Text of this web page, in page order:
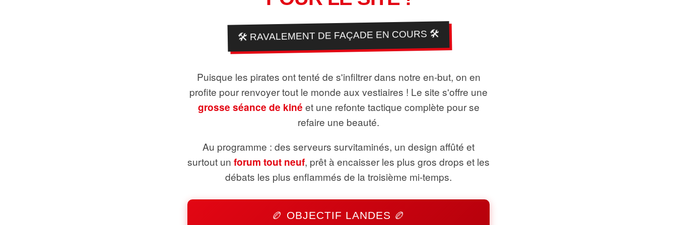
🛠️ RAVALEMENT DE FAÇADE EN COURS 🛠️
Puisque les pirates ont tenté de s'infiltrer dans notre en-but, on en
profite pour renvoyer tout le monde aux vestiaires ! Le site s'offre une
grosse séance de kiné et une refonte tactique complète pour se
refaire une beauté.
Au programme : des serveurs survitaminés, un design affûté et
surtout un forum tout neuf, prêt à encaisser les plus gros drops et les
débats les plus enflammés de la troisième mi-temps.
🏉 OBJECTIF LANDES 🏉